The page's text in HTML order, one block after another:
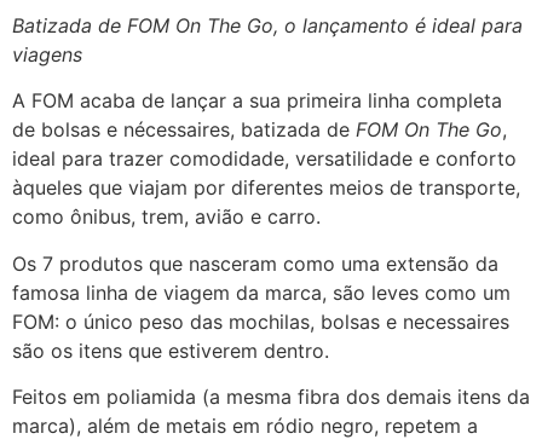
Batizada de FOM On The Go, o lançamento é ideal para
viagens
A FOM acaba de lançar a sua primeira linha completa
de bolsas e nécessaires, batizada de FOM On The Go,
ideal para trazer comodidade, versatilidade e conforto
àqueles que viajam por diferentes meios de transporte,
como ônibus, trem, avião e carro.
Os 7 produtos que nasceram como uma extensão da
famosa linha de viagem da marca, são leves como um
FOM: o único peso das mochilas, bolsas e necessaires
são os itens que estiverem dentro.
Feitos em poliamida (a mesma fibra dos demais itens da
marca), além de metais em ródio negro, repetem a